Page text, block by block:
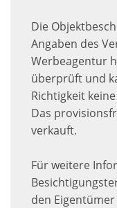
Die
Angaben des
Werbeagentur
überprüft und
Richtigkeit
Das
verkauft.
Für weitere
den